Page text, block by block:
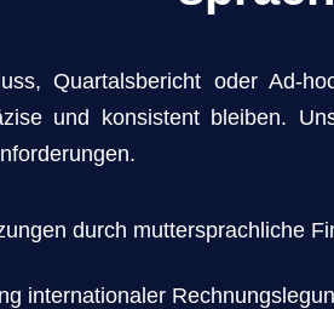
Quartalsbericht oder Ad-
und konsistent bleiben.
durch muttersprachliche
internationaler